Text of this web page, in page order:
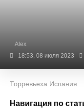
Alex
18:53, 08 июля 2023
Торревьеха Испания
Навигация по